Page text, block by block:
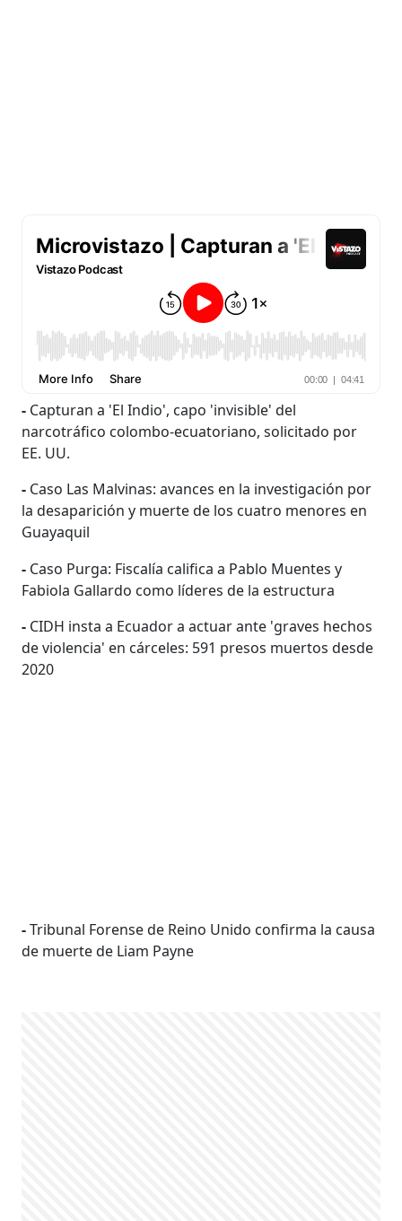
- Capturan a 'El Indio', capo 'invisible' del
narcotráfico colombo-ecuatoriano, solicitado por
EE. UU.
- Caso Las Malvinas: avances en la investigación por
la desaparición y muerte de los cuatro menores en
Guayaquil
- Caso Purga: Fiscalía califica a Pablo Muentes y
Fabiola Gallardo como líderes de la estructura
- CIDH insta a Ecuador a actuar ante 'graves hechos
de violencia' en cárceles: 591 presos muertos desde
2020
-Tribunal Forense de Reino Unido confirma la causa
de muerte de Liam Payne